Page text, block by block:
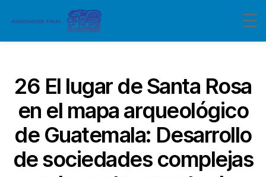
26 El lugar de Santa Rosa
en el mapa arqueológico
de Guatemala: Desarrollo
de sociedades complejas